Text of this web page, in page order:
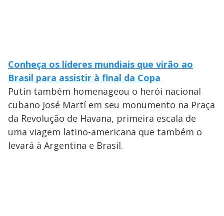
Conheça os líderes mundiais que virão ao
Brasil para assistir à final da Copa
Putin também homenageou o herói nacional
cubano José Martí em seu monumento na Praça
da Revolução de Havana, primeira escala de
uma viagem latino-americana que também o
levará à Argentina e Brasil.